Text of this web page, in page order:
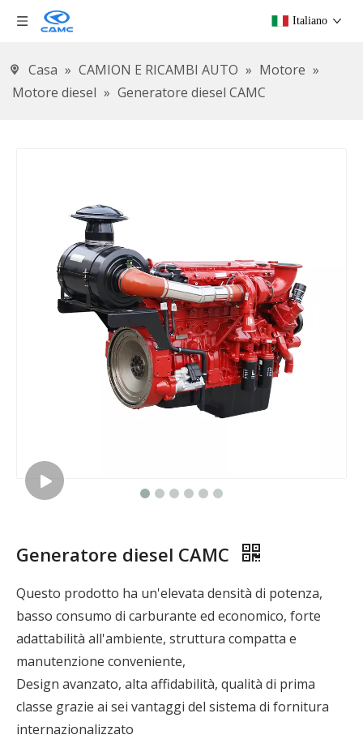
Italiano
Casa » CAMION E RICAMBI AUTO » Motore »
Motore diesel » Generatore diesel CAMC
Generatore diesel CAMC
Questo prodotto ha un'elevata densità di potenza,
basso consumo di carburante ed economico, forte
adattabilità all'ambiente, struttura compatta e
manutenzione conveniente,
Design avanzato, alta affidabilità, qualità di prima
classe grazie ai sei vantaggi del sistema di fornitura
internazionalizzato